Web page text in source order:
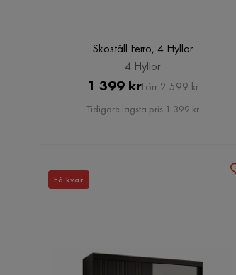
Skoställ Ferro, 4 Hyllor
4 Hyllor
Pris
1 399 krOriginal
Pris
Förr 2 599 kr
Tidigare lägsta pris 1 399 kr
Få kvar